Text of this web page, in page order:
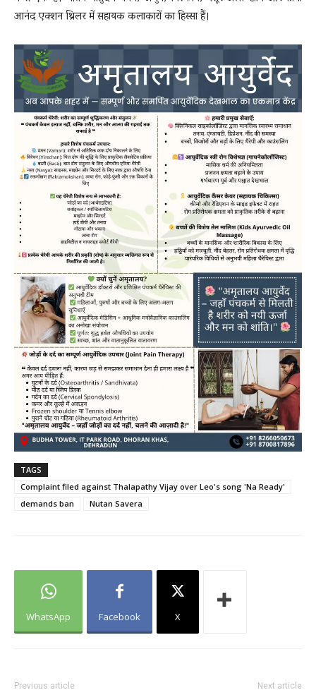
आनंद एक्शन थ्रिलर में सहायक कलाकारों का हिस्सा हैं।
TAGS
Complaint filed against Thalapathy Vijay over Leo's song 'Na Ready'
demands ban
Nutan Savera
WhatsApp Facebook X
Previous article Next article